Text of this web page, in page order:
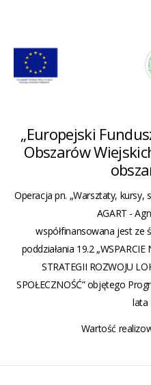
„Europejski
Obszarów
Operacja pn. „Warsztaty, kursy,
AGART -
współfinansowana jest ze
poddziałania 19.2
STRATEGII ROZWOJU
SPOŁECZNOŚĆ” objętego
lata
Wartość